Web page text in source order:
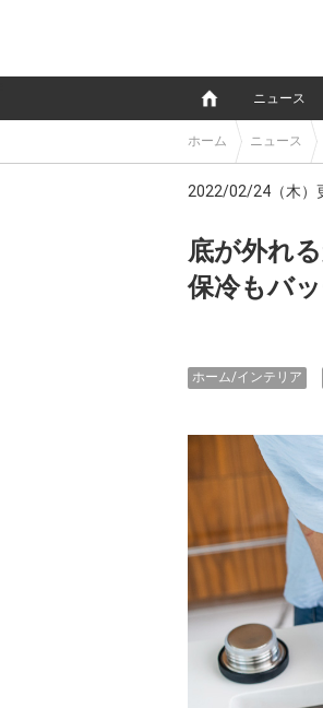
ニュース
ホーム ニュース
2022/02/24（木）
底が外れ
保冷もバッ
ホーム/インテリア